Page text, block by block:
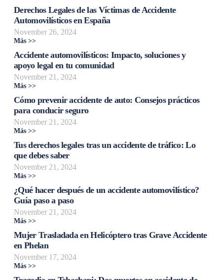
Derechos Legales de las Víctimas de Accidente
Automovilísticos en España
November 26, 2024
Más >>
Accidente automovilísticos: Impacto, soluciones y
apoyo legal en tu comunidad
November 21, 2024
Más >>
Cómo prevenir accidente de auto: Consejos prácticos
para conducir seguro
November 21, 2024
Más >>
Tus derechos legales tras un accidente de tráfico: Lo
que debes saber
November 21, 2024
Más >>
¿Qué hacer después de un accidente automovilístico?
Guía paso a paso
November 21, 2024
Más >>
Mujer Trasladada en Helicóptero tras Grave Accidente
en Phelan
November 17, 2024
Más >>